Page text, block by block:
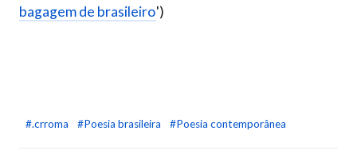
bagagem de brasileiro')
#.crroma #Poesia brasileira #Poesia contemporânea